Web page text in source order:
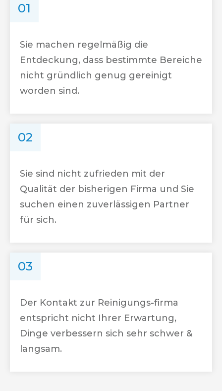
01
Sie machen regelmäßig die
Entdeckung, dass bestimmte Bereiche
nicht gründlich genug gereinigt
worden sind.
02
Sie sind nicht zufrieden mit der
Qualität der bisherigen Firma und Sie
suchen einen zuverlässigen Partner
für sich.
03
Der Kontakt zur Reinigungs-firma
entspricht nicht Ihrer Erwartung,
Dinge verbessern sich sehr schwer &
langsam.